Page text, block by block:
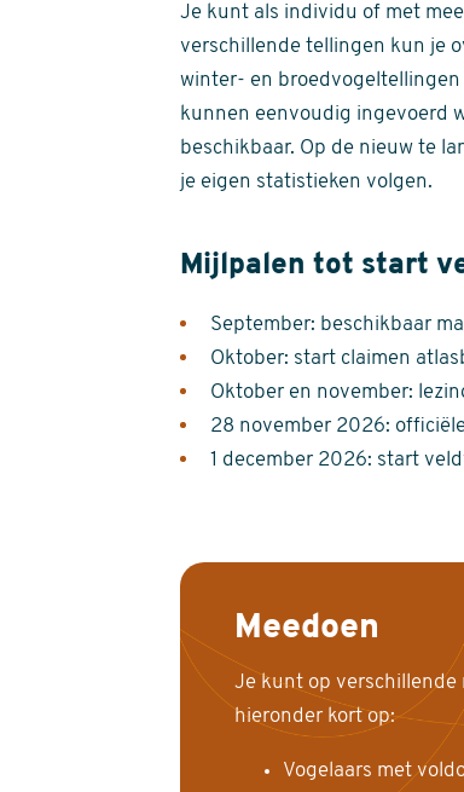
Je kunt als individu of met
verschillende tellingen kun je
winter- en
kunnen eenvoudig ingevoerd
beschikbaar. Op de nieuw te
je eigen statistieken volgen.
Mijlpalen tot start
September: beschikbaar
Oktober: start claimen
Oktober en november:
28 november 2026:
1 december 2026: start
Meedoen
Je kunt op verschillende
hieronder kort op:
Vogelaars met